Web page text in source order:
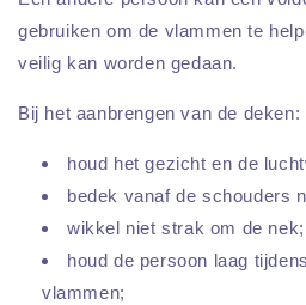
gebruiken om de vlammen te
veilig kan worden gedaan.
Bij het aanbrengen van de deken:
houd het gezicht en de
bedek vanaf de schouders
wikkel niet strak om de nek;
houd de persoon laag
vlammen;